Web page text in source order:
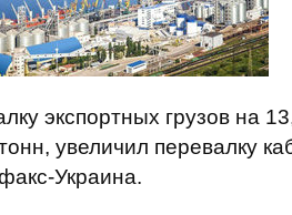
экспортных грузов на
увеличил перевалку
Украина.